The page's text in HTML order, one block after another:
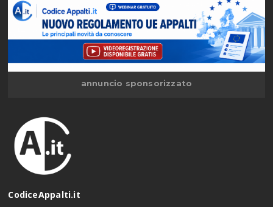
annuncio sponsorizzato
CodiceAppalti.it